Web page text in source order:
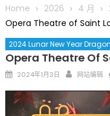
圣路易龙舟俱乐部5月
三十二载跨越时空的相
执掌密苏里植物园近四
合作 Peter Raven 博
一晃三十年，初夏又
园“中华日三十周年特别
Home 2026 4 月
Opera Theatre of Saint
2024 Lunar New Year
Opera Theatre Of
Posted
2024年1月3日 Author
网站编辑